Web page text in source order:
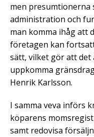
men presumtionerna
administration och
man komma ihåg att
företagen kan
sätt, vilket gör att
uppkomma
Henrik Karlsson.
I samma veva införs
köparens
samt redovisa